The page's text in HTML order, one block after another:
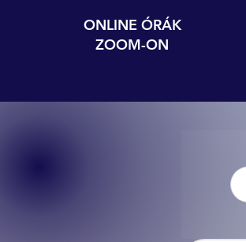
ONLINE ÓRÁK
ZOOM-ON